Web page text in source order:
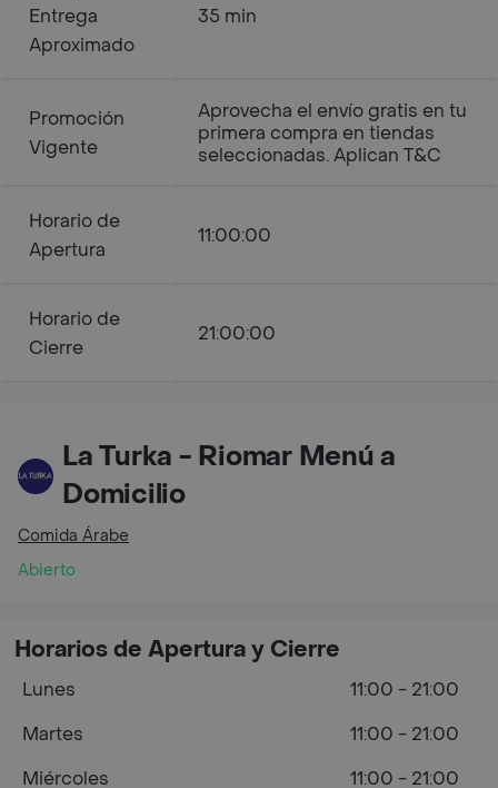
Entrega
Aproximado
35 min
Promoción
Vigente
Aprovecha el envío gratis en tu
primera compra en tiendas
seleccionadas. Aplican T&C
Horario de
Apertura
11:00:00
Horario de
Cierre
21:00:00
La Turka - Riomar Menú a
Domicilio
Comida Árabe
Abierto
Horarios de Apertura y Cierre
Lunes
11:00 - 21:00
Martes
11:00 - 21:00
Miércoles
11:00 - 21:00